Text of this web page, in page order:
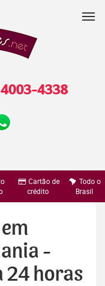
4338
Cartão de
crédito
Todo o
Brasil
-
24 horas